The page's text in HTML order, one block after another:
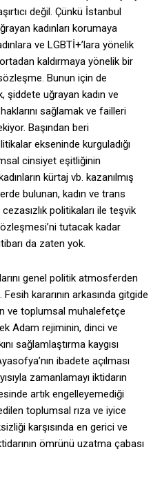
değil. Çünkü İstanbul
kadınları korumaya
ve LGBTİ+’lara yönelik
kaldırmaya yönelik bir
Bunun için de
şiddete uğrayan kadın ve
sağlamak ve failleri
Başından beri
ekseninde kurguladığı
cinsiyet eşitliğinin
kürtaj vb. kazanılmış
bulunan, kadın ve trans
politikaları ile teşvik
tutacak kadar
da zaten yok.
genel politik atmosferden
kararının arkasında gitgide
ve toplumsal muhalefetçe
Adam rejiminin, dinci ve
sağlamlaştırma kaygısı
ibadete açılması
zamanlamayı iktidarın
artık engelleyemediği
toplumsal rıza ve iyice
karşısında en gerici ve
ömrünü uzatma çabası